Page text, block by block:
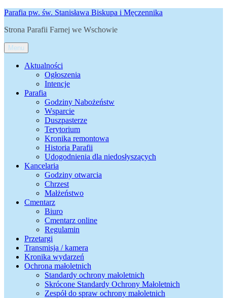
Przejdź
treści
Parafia pw. św. Stanisława Biskupa i Męczennika
Strona Parafii Farnej we Wschowie
Menu
Aktualności
Ogłoszenia
Intencje
Parafia
Godziny Nabożeństw
Wsparcie
Duszpasterze
Terytorium
Kronika remontowa
Historia Parafii
Udogodnienia dla niedosłyszących
Kancelaria
Godziny otwarcia
Chrzest
Małżeństwo
Cmentarz
Biuro
Cmentarz online
Regulamin
Przetargi
Transmisja / kamera
Kronika wydarzeń
Ochrona małoletnich
Standardy ochrony małoletnich
Skrócone Standardy Ochrony Małoletnich
Zespół do spraw ochrony małoletnich